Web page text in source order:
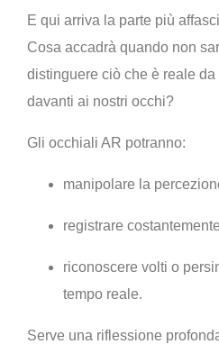
E qui arriva la parte più
Cosa accadrà quando non
distinguere ciò che è reale
davanti ai nostri occhi?
Gli occhiali AR potranno:
manipolare la
registrare
riconoscere volti o
tempo reale.
Serve una riflessione